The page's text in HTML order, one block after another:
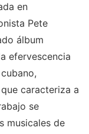
en
Pete
álbum
efervescencia
caracteriza a
se
musicales de